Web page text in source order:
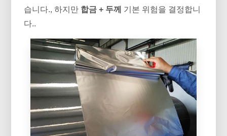
습니다., 하지만 합금 + 두께
기본 위험을 결정합니
다..